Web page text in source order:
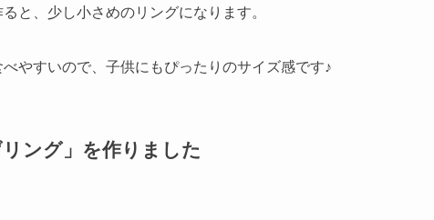
と、少し小さめのリングになります。
やすいので、子供にもぴったりのサイズ感です♪
ング」を作りました